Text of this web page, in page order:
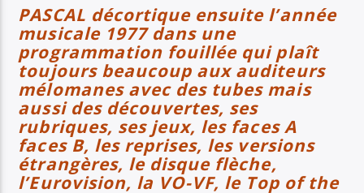
PASCAL décortique ensuite l’année
musicale 1977 dans une
programmation fouillée qui plaît
toujours beaucoup auxauditeurs
mélomanes avec des tubes mais
aussi des découvertes, ses
rubriques, ses jeux, les faces A
faces B, les reprises, les versions
étrangères, le disque flèche,
l’Eurovision, la VO-VF, le Top of the